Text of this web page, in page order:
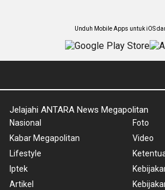
Unduh Mobile Apps untuk iOS
Jelajahi ANTARA News Megapolitan
Nasional
Kabar Megapolitan
Lifestyle
Iptek
Artikel
Foto
Video